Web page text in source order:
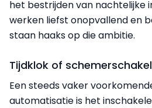
het bestrijden van nachtelijke
werken liefst onopvallend en
staan haaks op die ambitie.
Tijdklok of
Een steeds vaker
automatisatie is het